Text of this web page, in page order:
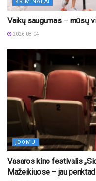
KRIMINALAI
Vaikų saugumas – mūsų
2026-08-04
ĮDOMU
Vasaros kino festivalis
Mažeikiuose – jau